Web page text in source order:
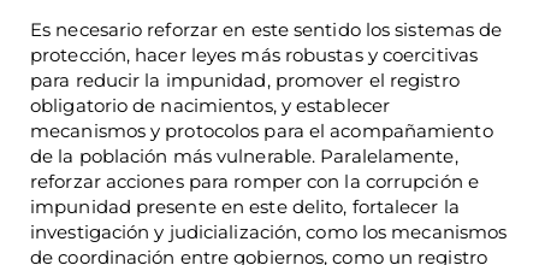
Es necesario reforzar en este sentido los sistemas de
protección, hacer leyes más robustas y coercitivas
para reducir la impunidad, promover el registro
obligatorio de nacimientos, y establecer
mecanismos y protocolos para el acompañamiento
de la población más vulnerable. Paralelamente,
reforzar acciones para romper con la corrupción e
impunidad presente en este delito, fortalecer la
investigación y judicialización, como los mecanismos
de coordinación entre gobiernos, como un registro